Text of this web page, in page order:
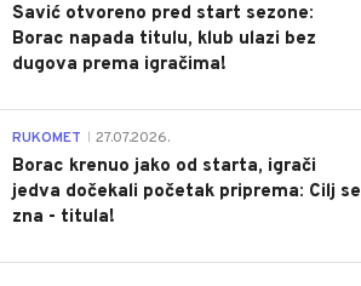
Savić otvoreno pred start sezone:
Borac napada titulu, klub ulazi bez
dugova prema igračima!
RUKOMET 27.07.2026.
Borac krenuo jako od starta, igrači
jedva dočekali početak priprema: Cilj se
zna - titula!